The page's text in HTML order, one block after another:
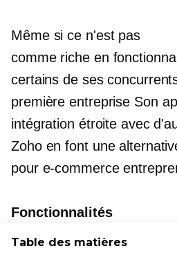
Même si ce n'est pas
comme riche en
certains de ses
première entreprise Son
intégration étroite avec
Zoho en font une
pour e-commerce
Fonctionnalités
Fonctionne bien avec
Table des matières